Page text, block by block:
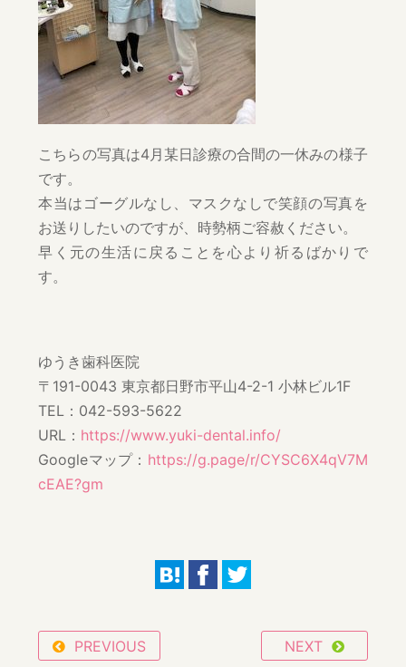
こちらの写真は4月某日診療の合間の一休みの様子
です。
本当はゴーグルなし、マスクなしで笑顔の写真を
お送りしたいのですが、時勢柄ご容赦ください。
早く元の生活に戻ることを心より祈るばかりで
す。
ゆうき歯科医院
〒191-0043 東京都日野市平山4-2-1 小林ビル1F
TEL：042-593-5622
URL： https://www.yuki-dental.info/
Googleマップ： https://g.page/r/CYSC6X4qV7M
cEAE?gm
PREVIOUS NEXT